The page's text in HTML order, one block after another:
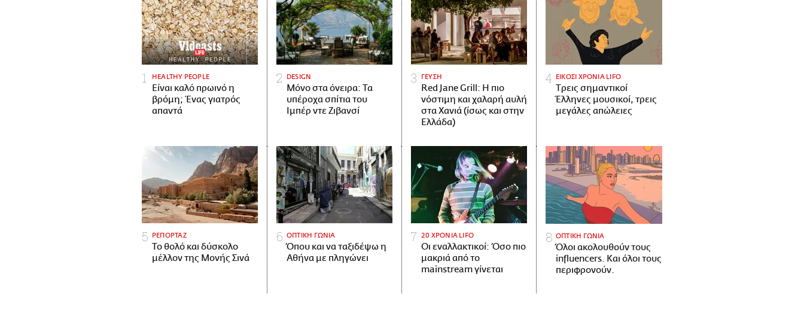
HEALTHY PEOPLE
Είναι καλό πρωινό η
βρόμη; Ένας γιατρός
απαντά
DESIGN
Μόνο στα όνειρα: Τα
υπέροχα σπίτια του
Ιμπέρ ντε Ζιβανσί
ΓΕΥΣΗ
Red Jane Grill: Η πιο
νόστιμη και χαλαρή αυλή
στα Χανιά (ίσως και στην
Ελλάδα)
ΕΙΚΟΣΙ ΧΡΟΝΙΑ LIFO
Tρεις σημαντικοί
Έλληνες μουσικοί, τρεις
μεγάλες απώλειες
ΡΕΠΟΡΤΑΖ
Το θολό και δύσκολο
μέλλον της Μονής Σινά
ΟΠΤΙΚΗ ΓΩΝΙΑ
Όπου και να ταξιδέψω η
Αθήνα με πληγώνει
20 ΧΡΟΝΙΑ LIFO
Οι εναλλακτικοί: Όσο πιο
μακριά από το
mainstream γίνεται
ΟΠΤΙΚΗ ΓΩΝΙΑ
Όλοι ακολουθούν τους
influencers. Και όλοι τους
περιφρονούν.